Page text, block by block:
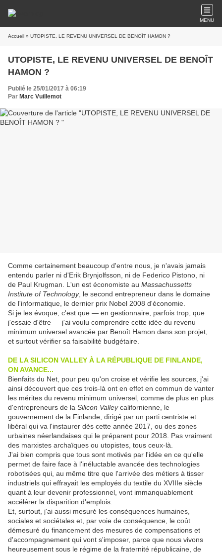
MENU
Accueil » UTOPISTE, LE REVENU UNIVERSEL DE BENOÎT HAMON ?
UTOPISTE, LE REVENU UNIVERSEL DE BENOÎT
HAMON ?
Publié le 25/01/2017 à 06:19
Par Marc Vuillemot
Comme certainement beaucoup d'entre nous, je n'avais jamais
entendu parler ni d'Erik Brynjolfsson, ni de Federico Pistono, ni
de Paul Krugman. L'un est économiste au Massachussetts
Institute of Technology, le second entrepreneur dans le domaine
de l'informatique, le dernier prix Nobel 2008 d'économie.
Si je les évoque, c'est que — en gestionnaire, parfois trop, que
j'essaie d'être — j'ai voulu comprendre cette idée du revenu
minimum universel avancée par Benoît Hamon dans son projet,
et surtout vérifier sa faisabilité budgétaire.
DE LA SILICON VALLEY À LA RÉPUBLIQUE DE FINLANDE,
ON AVANCE...
Bienfaits du Net, pour peu qu'on croise et vérifie les sources, j'ai
ainsi découvert que ces trois-là ont en effet en commun de vanter
les mérites du revenu minimum universel, comme de plus en plus
d'entrepreneurs de la Silicon Valleycalifornienne, le
gouvernement de la Finlande, dirigé par un parti centriste et
libéral qui va l'instaurer dès cette année 2017, ou des zones
urbaines néerlandaises qui le préparent pour 2018. Pas vraiment
des marxistes archaïques ou utopistes, tous ceux-là.
J'ai bien compris que tous sont motivés par l'idée en ce qu'elle
permet de faire face à l'inéluctable avancée des technologies
robotisées qui, au même titre que l'arrivée des métiers à tisser
industriels qui effrayait les employés du textile du XVIIIe siècle
quant à leur devenir professionnel, vont immanquablement
accélérer la disparition d'emplois.
Et, surtout, j'ai aussi mesuré les conséquences humaines,
sociales et sociétales et, par voie de conséquence, le coût
démesuré du financement des mesures de compensations et
d'accompagnement qui vont s'imposer, parce que nous vivons
heureusement sous le régime de la fraternité républicaine, de